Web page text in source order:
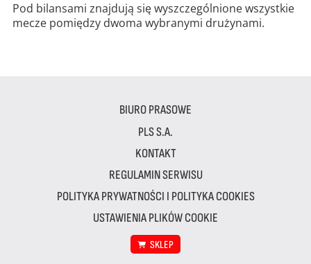
Pod bilansami znajdują się wyszczególnione wszystkie
mecze pomiędzy dwoma wybranymi drużynami.
BIURO PRASOWE
PLS S.A.
KONTAKT
REGULAMIN SERWISU
POLITYKA PRYWATNOŚCI I POLITYKA COOKIES
USTAWIENIA PLIKÓW COOKIE
SKLEP